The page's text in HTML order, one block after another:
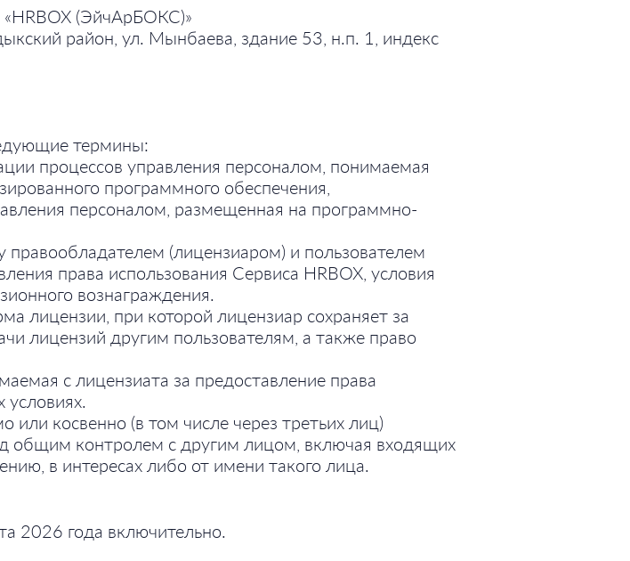
«HRBOX (ЭйчАрБОКС)»
район, ул. Мынбаева, здание 53, н.п. 1, индекс
термины:
процессов управления персоналом, понимаемая
программного обеспечения,
персоналом, размещенная на программно-
(лицензиаром) и пользователем
права использования Сервиса HRBOX, условия
вознаграждения.
лицензии, при которой лицензиар сохраняет за
лицензий другим пользователям, а также право
с лицензиата за предоставление права
условиях.
косвенно (в том числе через третьих лиц)
общим контролем с другим лицом, включая входящих
в интересах либо от имени такого лица.
2026 года включительно.